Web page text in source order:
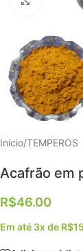
Início/TEMPEROS
Acafrão em
R$46.00
Em até 3x de R$